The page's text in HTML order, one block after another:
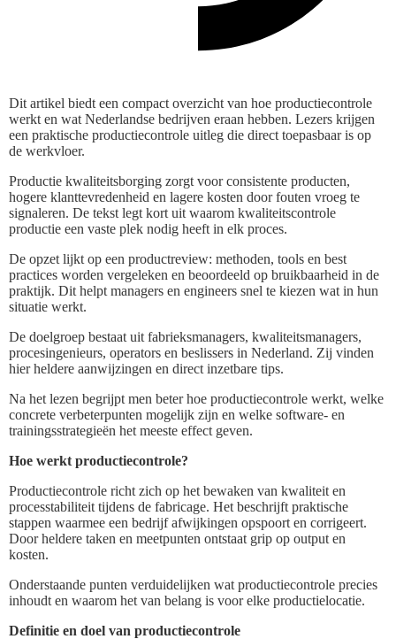
Dit artikel biedt een compact overzicht van hoe productiecontrole
werkt en wat Nederlandse bedrijven eraan hebben. Lezers krijgen
een praktische productiecontrole uitleg die direct toepasbaar is op
de werkvloer.
Productie kwaliteitsborging zorgt voor consistente producten,
hogere klanttevredenheid en lagere kosten door fouten vroeg te
signaleren. De tekst legt kort uit waarom kwaliteitscontrole
productie een vaste plek nodig heeft in elk proces.
De opzet lijkt op een productreview: methoden, tools en best
practices worden vergeleken en beoordeeld op bruikbaarheid in de
praktijk. Dit helpt managers en engineers snel te kiezen wat in hun
situatie werkt.
De doelgroep bestaat uit fabrieksmanagers, kwaliteitsmanagers,
procesingenieurs, operators en beslissers in Nederland. Zij vinden
hier heldere aanwijzingen en direct inzetbare tips.
Na het lezen begrijpt men beter hoe productiecontrole werkt, welke
concrete verbeterpunten mogelijk zijn en welke software- en
trainingsstrategieën het meeste effect geven.
Hoe werkt productiecontrole?
Productiecontrole richt zich op het bewaken van kwaliteit en
processtabiliteit tijdens de fabricage. Het beschrijft praktische
stappen waarmee een bedrijf afwijkingen opspoort en corrigeert.
Door heldere taken en meetpunten ontstaat grip op output en
kosten.
Onderstaande punten verduidelijken wat productiecontrole precies
inhoudt en waarom het van belang is voor elke productielocatie.
Definitie en doel van productiecontrole